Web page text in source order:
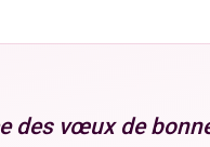
des vœux de